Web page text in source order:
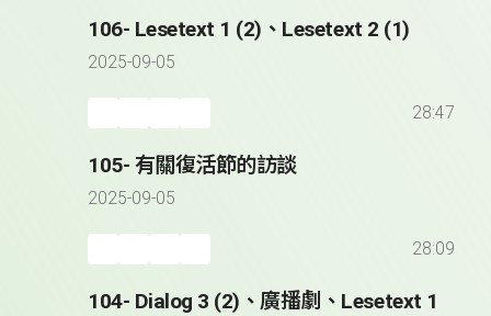
106- Lesetext 1 (2)、Lesetext 2 (1)
2025-09-05
28:47
105- 有關復活節的訪談
2025-09-05
28:09
104- Dialog 3 (2)、廣播劇、Lesetext 1